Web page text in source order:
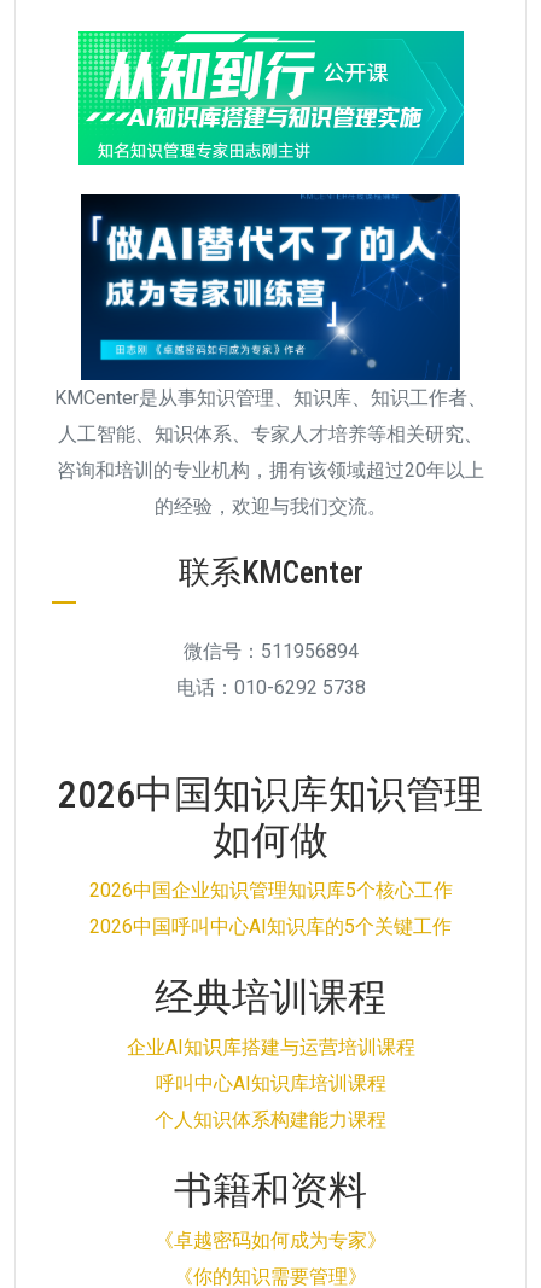
KMCenter是从事知识管理、知识库、知识工作者、
人工智能、知识体系、专家人才培养等相关研究、
咨询和培训的专业机构，拥有该领域超过20年以上
的经验，欢迎与我们交流。
联系KMCenter
微信号：511956894
电话：010-6292 5738
2026中国知识库知识管理
如何做
2026中国企业知识管理知识库5个核心工作
2026中国呼叫中心AI知识库的5个关键工作
经典培训课程
企业AI知识库搭建与运营培训课程
呼叫中心AI知识库培训课程
个人知识体系构建能力课程
书籍和资料
《卓越密码如何成为专家》
《你的知识需要管理》